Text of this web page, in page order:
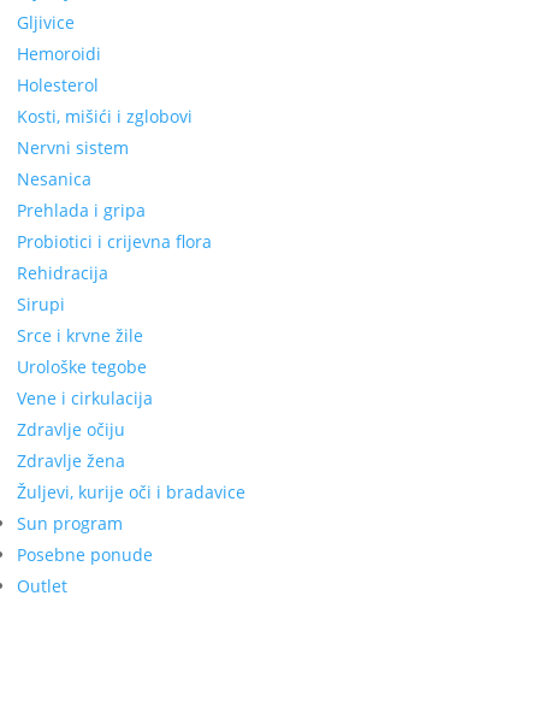
Gljivice
Hemoroidi
Holesterol
Kosti, mišići i zglobovi
Nervni sistem
Nesanica
Prehlada i gripa
Probiotici i crijevna flora
Rehidracija
Sirupi
Srce i krvne žile
Urološke tegobe
Vene i cirkulacija
Zdravlje očiju
Zdravlje žena
Žuljevi, kurije oči i bradavice
Sun program
Posebne ponude
Outlet